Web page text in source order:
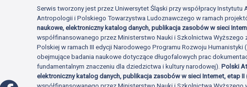
Profil Facebook
Serwis tworzony jest przez Uniwersytet Śląski przy współpracy
Antropologii i Polskiego Towarzystwa Ludoznawczego w ramach
naukowe, elektroniczny katalog danych, publikacja zasobów w sieci
współfinansowanego przez Ministerstwo Nauki i Szkolnictwa Wyższego
Polskiej w ramach III edycji Narodowego Programu Rozwoju
obejmujące badania naukowe dotyczące długofalowych prac
fundamentalnym znaczeniu dla dziedzictwa i kultury narodowej).Polski
elektroniczny katalog danych, publikacja zasobów w sieci Internet, etap II
współfinansowanego przez Ministerstwo Nauki i Szkolnictwa Wyższego